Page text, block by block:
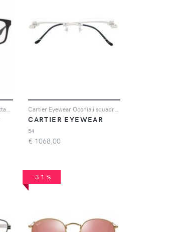
Prada Linea Rossa Occhiali rettangolari - Nero Cartier Eyewear Occhiali squadrati con montatura a giorno - Argento
CARTIER EYEWEAR
54
€ 1068,00
-31%